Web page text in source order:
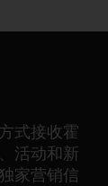
式接收霍
活动和新
家营销信